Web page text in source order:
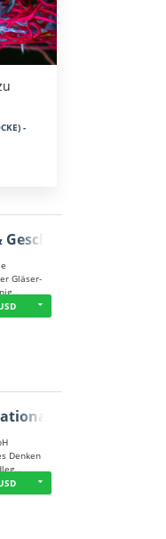
-
Gläser-
T…
Denken